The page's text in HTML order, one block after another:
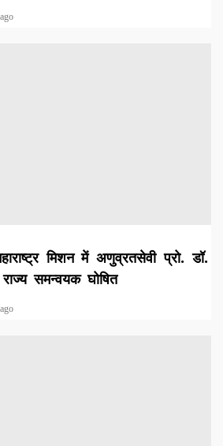
मिशन में अणुव्रतसेवी प्रो. डॉ.
समन्वयक घोषित